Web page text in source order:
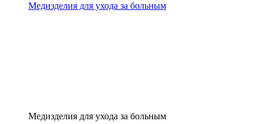
Медизделия для ухода за больным
Медизделия для ухода за больным